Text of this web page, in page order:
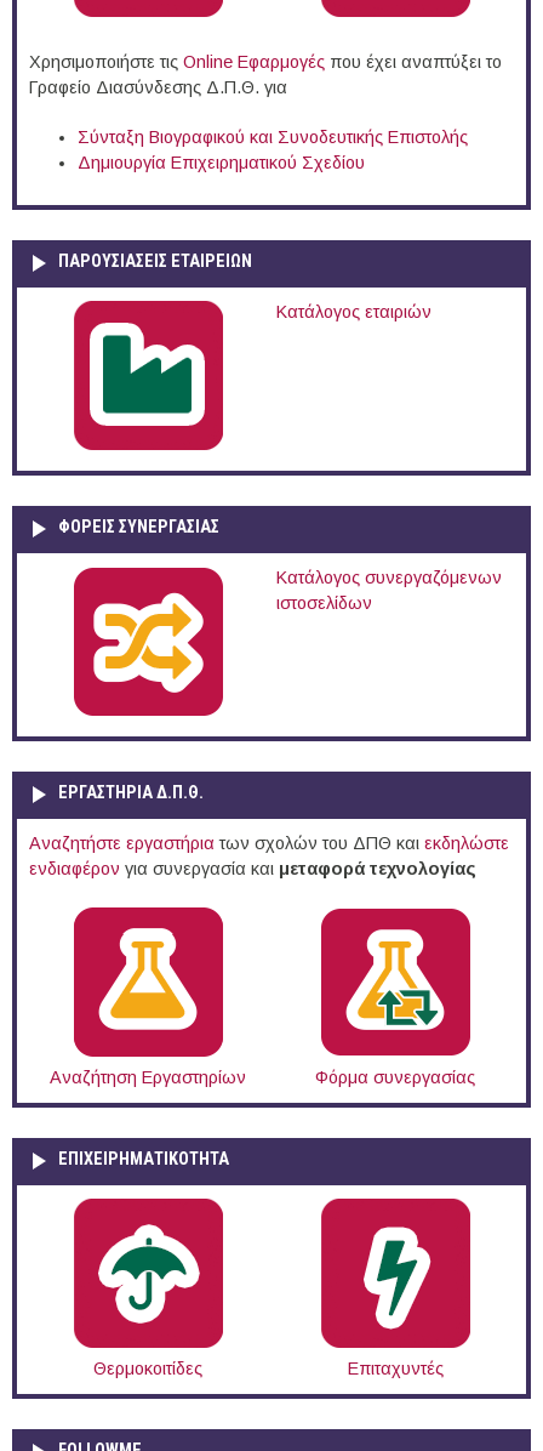
Χρησιμοποιήστε τις Online Eφαρμογές που έχει αναπτύξει το
Γραφείο Διασύνδεσης Δ.Π.Θ. για
Σύνταξη Βιογραφικού και Συνοδευτικής Επιστολής
Δημιουργία Επιχειρηματικού Σχεδίου
ΠΑΡΟΥΣΙΆΣΕΙΣ ΕΤΑΙΡΕΙΏΝ
Κατάλογος εταιριών
ΦΟΡΕΙΣ ΣΥΝΕΡΓΑΣΙΑΣ
Κατάλογος συνεργαζόμενων
ιστοσελίδων
ΕΡΓΑΣΤΗΡΙΑ Δ.Π.Θ.
Αναζητήστε εργαστήρια των σχολών του ΔΠΘ και εκδηλώστε
ενδιαφέρον για συνεργασία και μεταφορά τεχνολογίας
Αναζήτηση Εργαστηρίων Φόρμα συνεργασίας
ΕΠΙΧΕΙΡΗΜΑΤΙΚΟΤΗΤΑ
Θερμοκοιτίδες Επιταχυντές